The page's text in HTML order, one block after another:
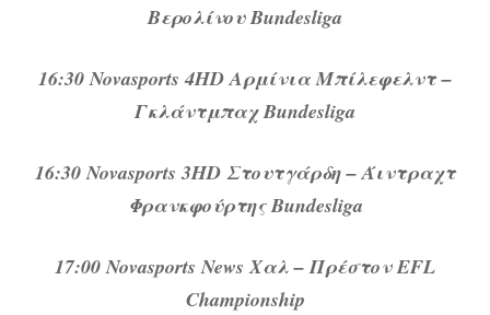
Βερολίνου Bundesliga
16:30 Novasports 4HD Αρμίνια Μπίλεφελντ –
Γκλάντμπαχ Bundesliga
16:30 Novasports 3HD Στουτγάρδη – Άιντραχτ
Φρανκφούρτης Bundesliga
17:00 Novasports News Χαλ – Πρέστον EFL
Championship